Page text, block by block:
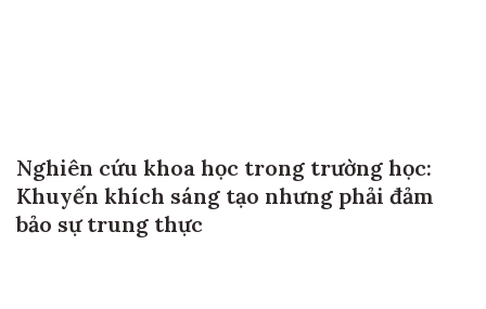
Nghiên cứu khoa học trong trường học:
Khuyến khích sáng tạo nhưng phải đảm
bảo sự trung thực